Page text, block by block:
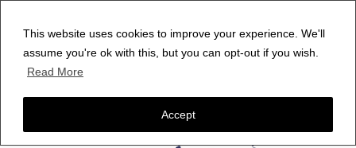
This website uses cookies to improve your experience. We'll
assume you're ok with this, but you can opt-out if you wish.
Read More
Accept